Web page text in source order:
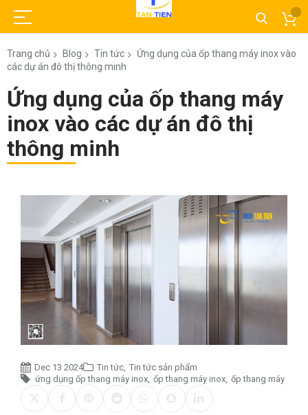
Trang chủ Blog Tin tức
Ứng dụng của ốp thang máy inox vào
các dự án đô thị thông minh
Ứng dụng của ốp thang máy
inox vào các dự án đô thị
thông minh
Dec 13 2024 Tin tức, Tin tức sản phẩm
ứng dụng ốp thang máy inox, ốp thang máy inox, ốp thang máy